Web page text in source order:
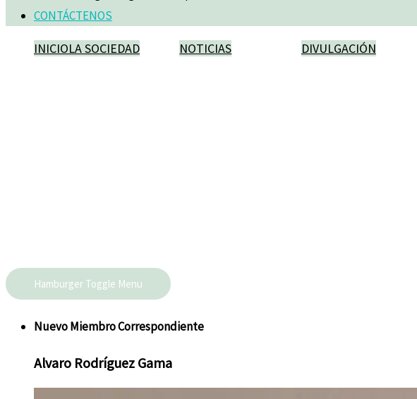
CONTÁCTENOS
INICIOLA SOCIEDAD NOTICIAS DIVULGACIÓN
Hamburger Toggle Menu
NuevoMiembro Correspondiente
Alvaro Rodríguez Gama